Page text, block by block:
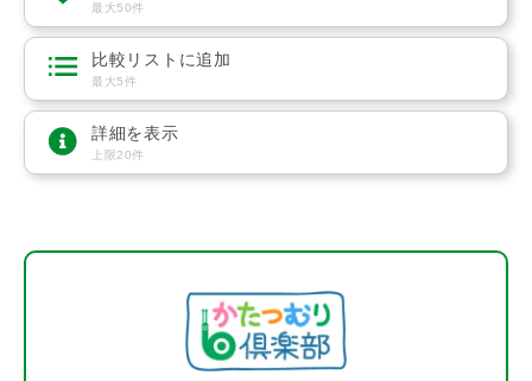
最大50件
比較リストに追加
最大5件
詳細を表示
上限20件